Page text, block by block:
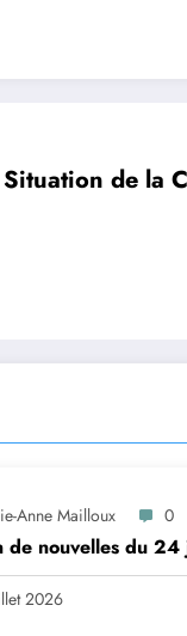
Situation de la
Anne Mailloux 0
de nouvelles du
2026